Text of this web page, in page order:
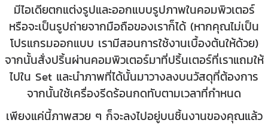
มีไอเดียตกแต่งรูปและออกแบบรูปภาพในคอมพิวเตอร์
หรือจะเป็นรูปถ่ายจากมือถือของเราก็ได้ (หากคุณไม่เป็น
โปรแกรมออกแบบ เรามีสอนการใช้งานเบื้องต้นให้ด้วย)
จากนั้นสั่งปริ้นผ่านคอมพิวเตอร์มาที่ปริ้นเตอร์ที่เราแถมให้
ไปใน Set และนำภาพที่ได้นั้นมาวางลงบนวัสดุที่ต้องการ
จากนั้นใช้เครื่องรีดร้อนกดทับตามเวลาที่กำหนด
เพียงแค่นี้ภาพสวย ๆ ก็จะลงไปอยู่บนชิ้นงานของคุณแล้ว